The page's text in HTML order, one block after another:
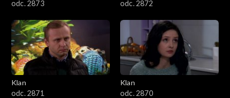
odc. 2873 odc. 2872
Klan
odc. 2871
Klan
odc. 2870